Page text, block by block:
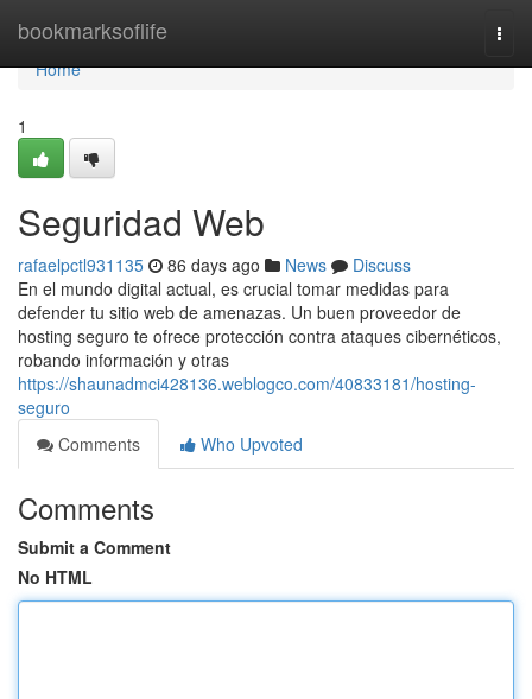
bookmarksoflife
Home
Home
1
Seguridad Web
rafaelpctl931135 86 days ago News
Discuss
En el mundo digital actual, es crucial tomar medidas para
defender tu sitio web de amenazas. Un buen proveedor de
hosting seguro te ofrece protección contra ataques cibernéticos,
robando información y otras
https://shaunadmci428136.weblogco.com/40833181/hosting-
seguro
Comments
Who Upvoted
Comments
Submit a Comment
No HTML